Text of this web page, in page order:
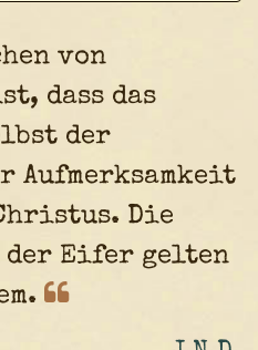
von
dass das
der
Aufmerksamkeit
Die
Eifer gelten